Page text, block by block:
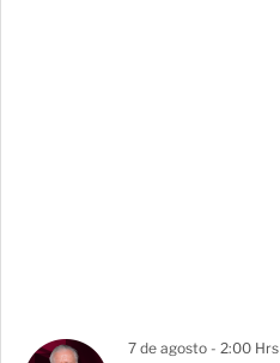
7 de agosto - 2:00 Hrs